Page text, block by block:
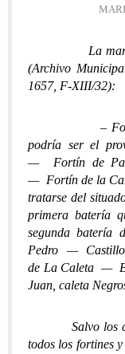
La
(Archivo
1657, F-XIII/32):
– Fortín de
podría ser el
— Fortín de
— Fortín de la
tratarse del
primera batería
segunda
Pedro —
de La Caleta —
Juan, caleta
Salvo los
todos los fortines